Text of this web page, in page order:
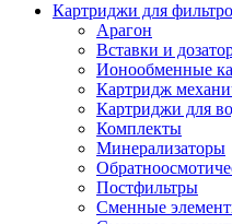
Картриджи для
Арагон
Вставки и
Ионообменные
Картридж
Картриджи для
Комплекты
Минерализаторы
Постфильтры
Сменные